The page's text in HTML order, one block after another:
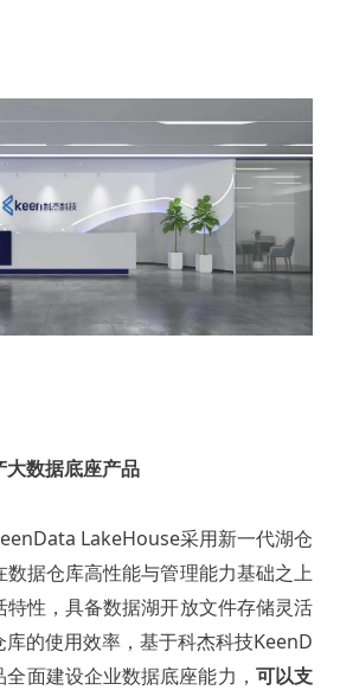
数据底座产品
LakeHouse采用新一代湖仓
据仓库高性能与管理能力基础之上
性，具备数据湖开放文件存储灵活
的使用效率，基于科杰科技KeenD
全面建设企业数据底座能力， 可以支